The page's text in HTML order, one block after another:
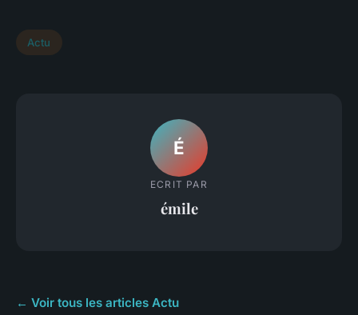
Actu
É
ECRIT PAR
émile
← Voir tous les articles Actu